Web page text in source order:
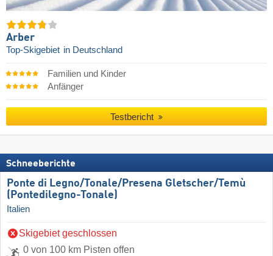
Arber
Top-Skigebiet in Deutschland
Familien und Kinder
Anfänger
Testbericht
Schneeberichte
Ponte di Legno/​Tonale/​Presena Gletscher/​Temù
(Pontedilegno-Tonale)
Italien
Skigebiet geschlossen
0 von 100 km Pisten offen